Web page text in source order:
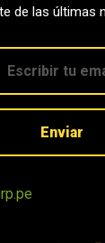
de las últimas
Enviar